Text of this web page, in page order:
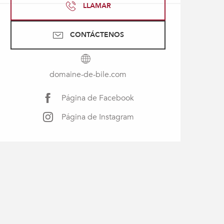
LLAMAR
CONTÁCTENOS
domaine-de-bile.com
Página de Facebook
Página de Instagram